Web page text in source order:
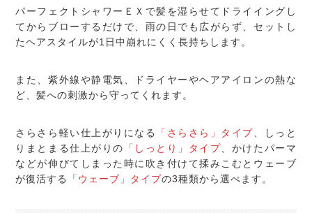
パーフェクトシャワーＥＸで髪を湿らせてドライイングし
てからブローするだけで、雨の日でも広がらず、セットし
たヘアスタイルが1日中崩れにくく長持ちします。
また、紫外線や静電気、ドライヤーやヘアアイロンの熱な
ど、髪への刺激から守ってくれます。
さらさら軽い仕上がりになる 「さらさら」タイプ 、しっと
りまとまる仕上がりの
「しっとり」タイプ 、かけたパーマ
などが伸びてしまった時に吹き付けて揉みこむとウェーブ
が復活する
「ウェーブ」タイプの3種類から選べます。